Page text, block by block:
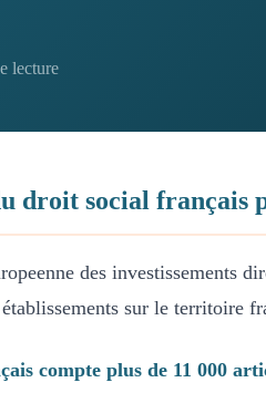
lecture
droit social français
des investissements
sur le territoire
compte plus de 11 000